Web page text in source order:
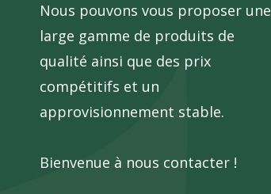
Nous pouvons vous proposer une
large gamme de produits de
qualité ainsi que des prix
compétitifs et un
approvisionnement stable.
Bienvenue à nous contacter !